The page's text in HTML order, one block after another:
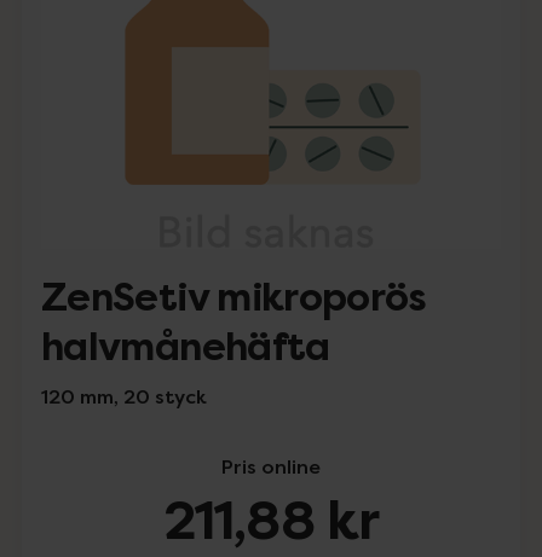
ZenSetiv mikroporös
halvmånehäfta
120 mm, 20 styck
Pris online
211,88 kr